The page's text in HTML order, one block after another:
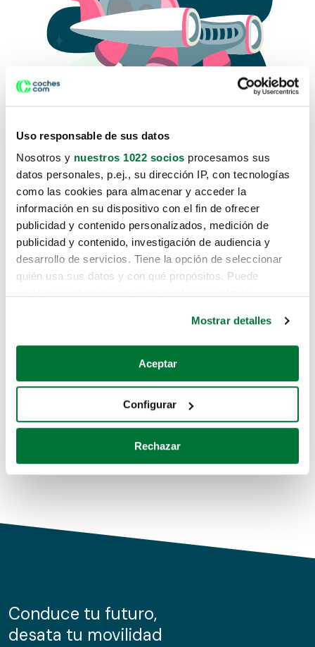
Uso responsable de sus datos
Nosotros y nuestros 1022 socios procesamos sus
datos personales, p.ej., su dirección IP, con tecnologías
como las cookies para almacenar y acceder la
información en su dispositivo con el fin de ofrecer
publicidad y contenido personalizados, medición de
publicidad y contenido, investigación de audiencia y
desarrollo de servicios. Tiene la opción de seleccionar
quién usa sus datos y con qué propósitos. Puede
Si lo permite, también quisiéramos:
Recopilar información sobre su ubicación geográfica
Identificar su dispositivo analizándolo activamente
para buscar características específicas (huellas
Obtenga más información sobre cómo se procesan sus
de cookies.
información sobre el uso que haga del sitio web con
nuestros partners de redes sociales, publicidad y análisis
Mostrar detalles
Aceptar
Configurar
Rechazar
Lo sentimos, no sabemos como
te hemos traido hasta aquí.
Pero puedes encontrar el coche que estás
buscando en alguno de estos enlaces:
Coches de segunda mano
Coches de km0
Conduce tu futuro,
desata tu movilidad